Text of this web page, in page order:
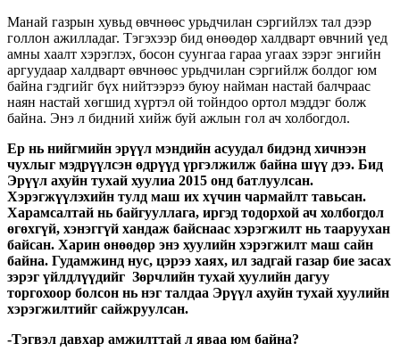
Манай газрын хувьд өвчнөөс урьдчилан сэргийлэх тал дээр
голлон ажилладаг. Тэгэхээр бид өнөөдөр халдварт өвчний үед
амны хаалт хэрэглэх, босон суунгаа гараа угаах зэрэг энгийн
аргуудаар халдварт өвчнөөс урьдчилан сэргийлж болдог юм
байна гэдгийг бүх нийтээрээ буюу найман настай балчраас
наян настай хөгшид хүртэл ой тойндоо ортол мэддэг болж
байна. Энэ л бидний хийж буй ажлын гол ач холбогдол.
Ер нь нийгмийн эрүүл мэндийн асуудал бидэнд хичнээн
чухлыг мэдрүүлсэн өдрүүд үргэлжилж байна шүү дээ. Бид
Эрүүл ахуйн тухай хуулиа 2015 онд батлуулсан.
Хэрэгжүүлэхийн тулд маш их хүчин чармайлт тавьсан.
Харамсалтай нь байгууллага, иргэд тодорхой ач холбогдол
өгөхгүй, хэнэггүй хандаж байснаас хэрэгжилт нь тааруухан
байсан. Харин өнөөдөр энэ хуулийн хэрэгжилт маш сайн
байна. Гудамжинд нус, цэрээ хаях, ил задгай газар бие засах
зэрэг үйлдлүүдийг Зөрчлийн тухай хуулийн дагуу
торгохоор болсон нь нэг талдаа Эрүүл ахуйн тухай хуулийн
хэрэгжилтийг сайжруулсан.
-Тэгвэл давхар амжилттай л яваа юм байна?